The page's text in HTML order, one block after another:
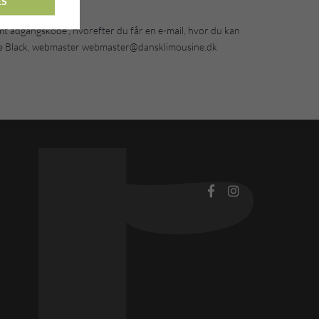
adgangskode", hvorefter du får en e-mail, hvor du kan
webmaster webmaster@dansklimousine.dk